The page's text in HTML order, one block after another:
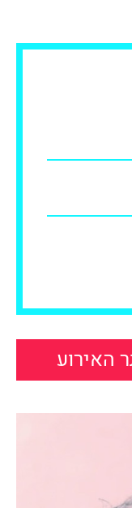
האירוע